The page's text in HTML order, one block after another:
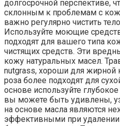
долгосрочной перспективе,
склонным к проблемам с
важно регулярно чистить
Используйте моющие
подходят для вашего типа
чистящих средств. Эти
кожу натуральных масел.
nutgrass, хороши для
роза более подходят для
основе используйте
вы можете быть удивлены,
на основе масла являются
эффективными при удалении